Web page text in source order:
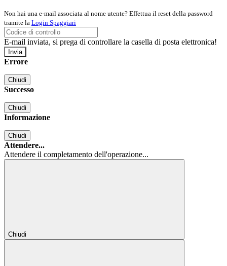
Non hai una e-mail associata al nome utente? Effettua il reset della password
tramite la Login Spaggiari
E-mail inviata, si prega di controllare la casella di posta elettronica!
Errore
Chiudi
Successo
Chiudi
Informazione
Chiudi
Attendere...
Attendere il completamento dell'operazione...
Chiudi